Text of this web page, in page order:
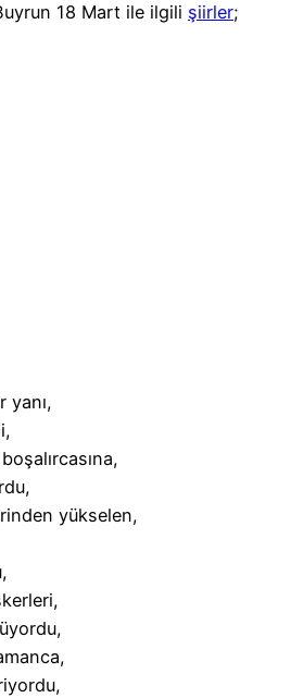
18 Mart ile ilgili şiirler;
yanı,
yükselen,